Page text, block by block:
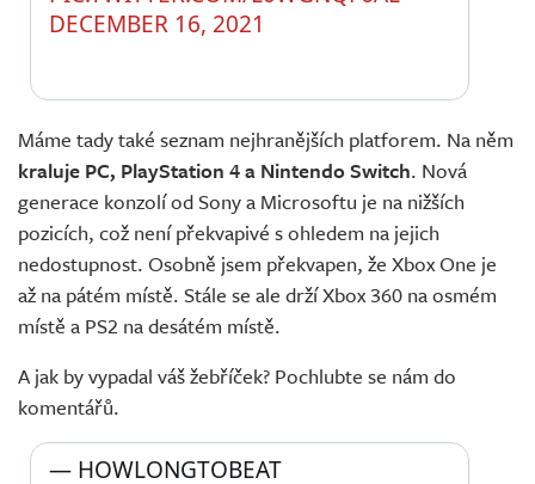
DECEMBER 16, 2021
Máme tady také seznam nejhranějších platforem. Na něm
kraluje PC, PlayStation 4 a Nintendo Switch. Nová
generace konzolí od Sony a Microsoftu je na nižších
pozicích, což není překvapivé s ohledem na jejich
nedostupnost. Osobně jsem překvapen, že Xbox One je
až na pátém místě. Stále se ale drží Xbox 360 na osmém
místě a PS2 na desátém místě.
A jak by vypadal váš žebříček? Pochlubte se nám do
komentářů.
— HOWLONGTOBEAT